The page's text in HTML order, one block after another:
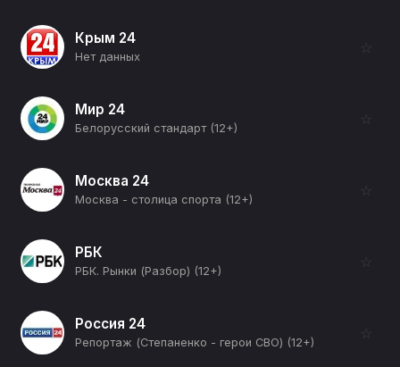
Крым 24
Нет данных
☆
Мир 24
Белорусский стандарт (12+)
☆
Москва 24
Москва - столица спорта (12+)
☆
РБК
РБК. Рынки (Разбор) (12+)
☆
Россия 24
Репортаж (Степаненко - герои СВО) (12+)
☆